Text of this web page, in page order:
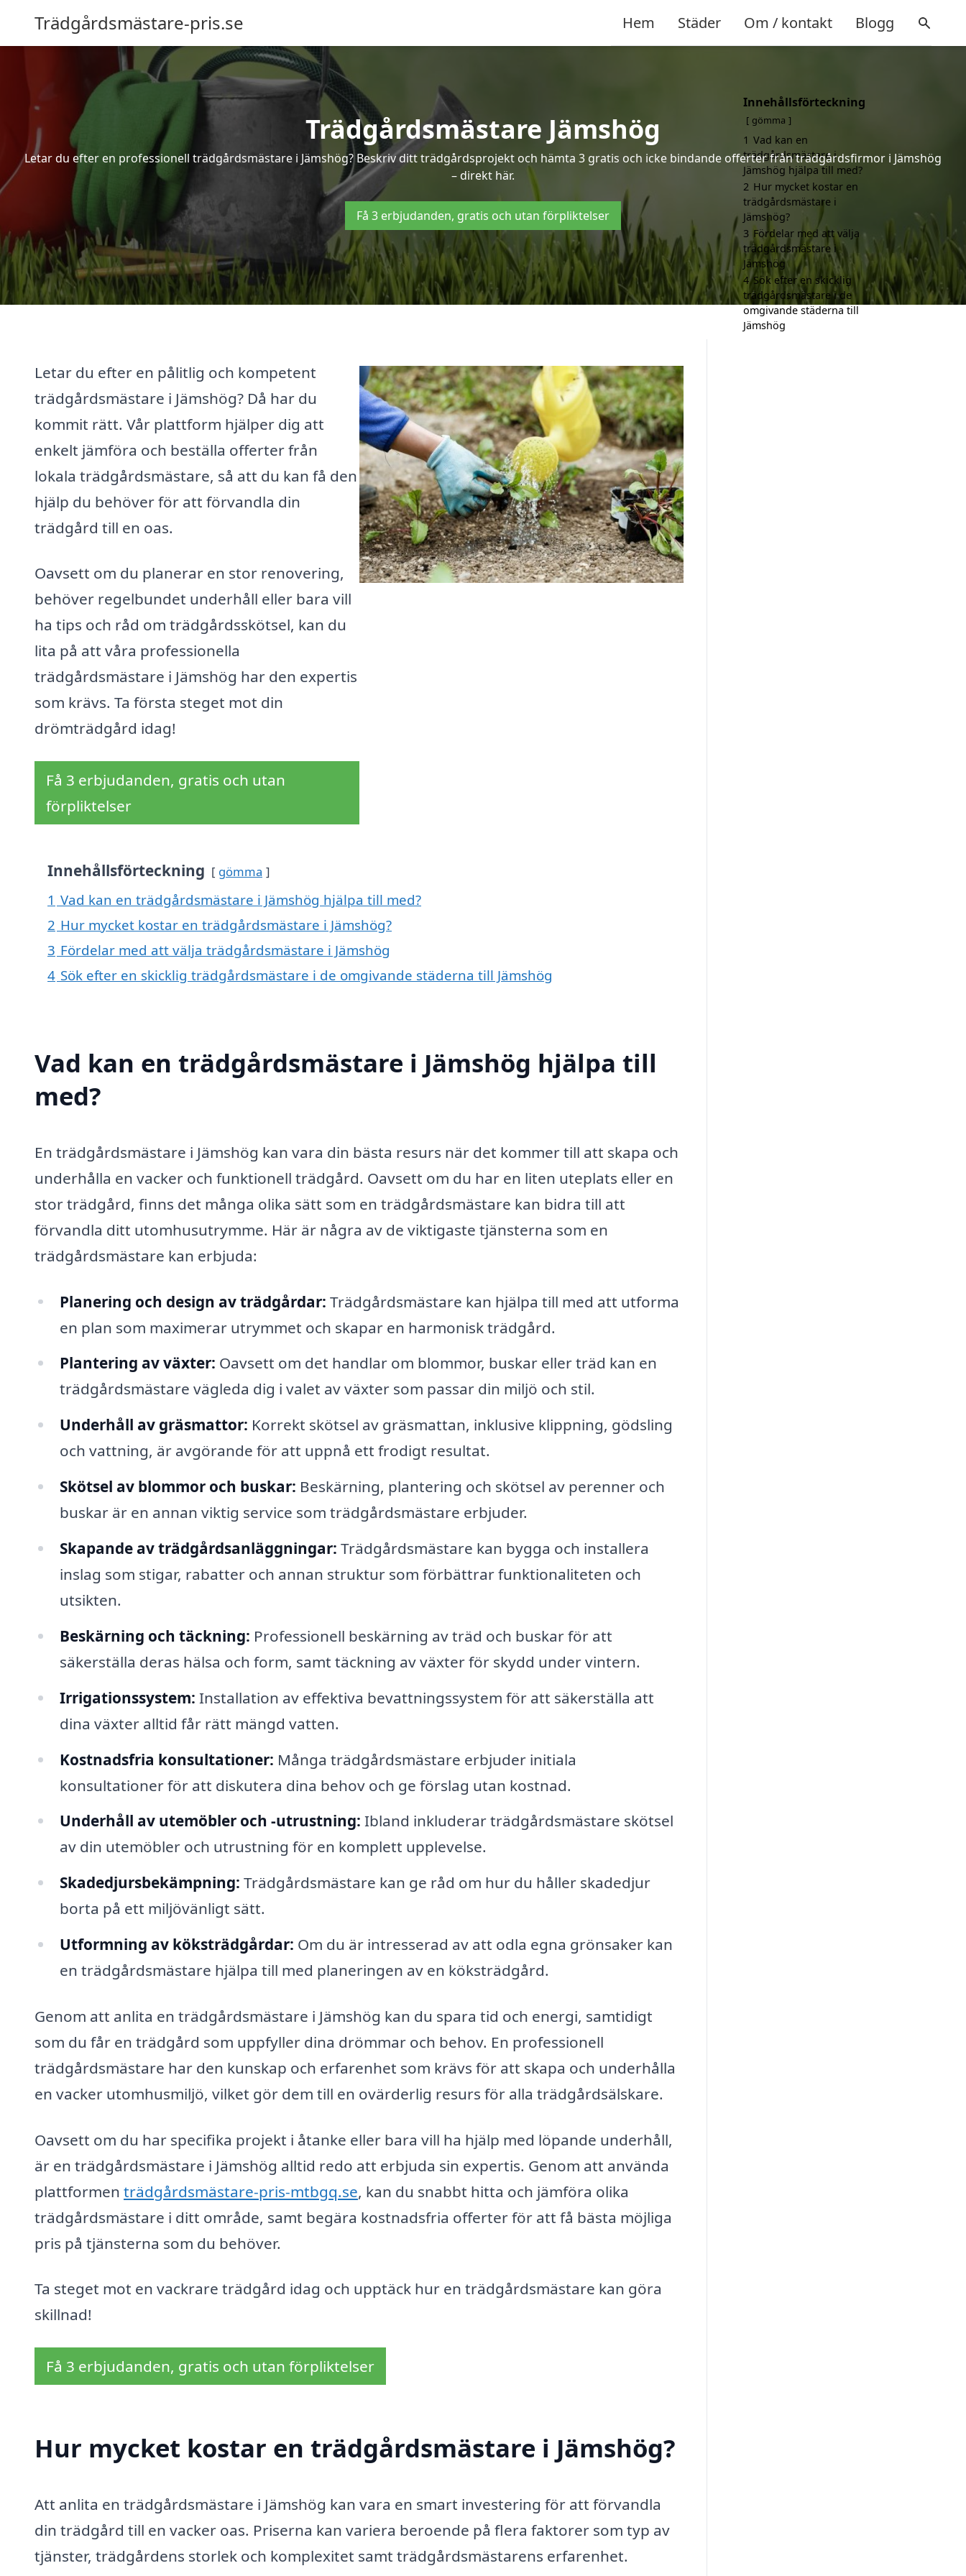
Trädgårdsmästare-pris.se Hem Städer Om / kontakt Blogg
Trädgårdsmästare Jämshög
Letar du efter en professionell trädgårdsmästare i Jämshög? Beskriv ditt trädgårdsprojekt och hämta 3 gratis och icke bindande offerter från trädgårdsfirmor i Jämshög
– direkt här.
Få 3 erbjudanden, gratis och utan förpliktelser
Letar du efter en pålitlig och kompetent
trädgårdsmästare i Jämshög? Då har du
kommit rätt. Vår plattform hjälper dig att
enkelt jämföra och beställa offerter från
lokala trädgårdsmästare, så att du kan få den
hjälp du behöver för att förvandla din
trädgård till en oas.
Oavsett om du planerar en stor renovering,
behöver regelbundet underhåll eller bara vill
ha tips och råd om trädgårdsskötsel, kan du
lita på att våra professionella
trädgårdsmästare i Jämshög har den expertis
som krävs. Ta första steget mot din
drömträdgård idag!
Få 3 erbjudanden, gratis och utan
förpliktelser
Innehållsförteckning gömma
1 Vad kan en trädgårdsmästare i Jämshög hjälpa till med?
2 Hur mycket kostar en trädgårdsmästare i Jämshög?
3 Fördelar med att välja trädgårdsmästare i Jämshög
4 Sök efter en skicklig trädgårdsmästare i de omgivande städerna till Jämshög
Vad kan en trädgårdsmästare i Jämshög hjälpa till
med?
En trädgårdsmästare i Jämshög kan vara din bästa resurs när det kommer till att skapa och
underhålla en vacker och funktionell trädgård. Oavsett om du har en liten uteplats eller en
stor trädgård, finns det många olika sätt som en trädgårdsmästare kan bidra till att
förvandla ditt utomhusutrymme. Här är några av de viktigaste tjänsterna som en
trädgårdsmästare kan erbjuda:
Planering och design av trädgårdar: Trädgårdsmästare kan hjälpa till med att utforma
en plan som maximerar utrymmet och skapar en harmonisk trädgård.
Plantering av växter: Oavsett om det handlar om blommor, buskar eller träd kan en
trädgårdsmästare vägleda dig i valet av växter som passar din miljö och stil.
Underhåll av gräsmattor: Korrekt skötsel av gräsmattan, inklusive klippning, gödsling
och vattning, är avgörande för att uppnå ett frodigt resultat.
Skötsel av blommor och buskar: Beskärning, plantering och skötsel av perenner och
buskar är en annan viktig service som trädgårdsmästare erbjuder.
Skapande av trädgårdsanläggningar: Trädgårdsmästare kan bygga och installera
inslag som stigar, rabatter och annan struktur som förbättrar funktionaliteten och
utsikten.
Beskärning och täckning: Professionell beskärning av träd och buskar för att
säkerställa deras hälsa och form, samt täckning av växter för skydd under vintern.
Irrigationssystem: Installation av effektiva bevattningssystem för att säkerställa att
dina växter alltid får rätt mängd vatten.
Kostnadsfria konsultationer: Många trädgårdsmästare erbjuder initiala
konsultationer för att diskutera dina behov och ge förslag utan kostnad.
Underhåll av utemöbler och -utrustning: Ibland inkluderar trädgårdsmästare skötsel
av din utemöbler och utrustning för en komplett upplevelse.
Skadedjursbekämpning: Trädgårdsmästare kan ge råd om hur du håller skadedjur
borta på ett miljövänligt sätt.
Utformning av köksträdgårdar: Om du är intresserad av att odla egna grönsaker kan
en trädgårdsmästare hjälpa till med planeringen av en köksträdgård.
Genom att anlita en trädgårdsmästare i Jämshög kan du spara tid och energi, samtidigt
som du får en trädgård som uppfyller dina drömmar och behov. En professionell
trädgårdsmästare har den kunskap och erfarenhet som krävs för att skapa och underhålla
en vacker utomhusmiljö, vilket gör dem till en ovärderlig resurs för alla trädgårdsälskare.
Oavsett om du har specifika projekt i åtanke eller bara vill ha hjälp med löpande underhåll,
är en trädgårdsmästare i Jämshög alltid redo att erbjuda sin expertis. Genom att använda
plattformen trädgårdsmästare-pris-mtbgq.se, kan du snabbt hitta och jämföra olika
trädgårdsmästare i ditt område, samt begära kostnadsfria offerter för att få bästa möjliga
pris på tjänsterna som du behöver.
Ta steget mot en vackrare trädgård idag och upptäck hur en trädgårdsmästare kan göra
skillnad!
Få 3 erbjudanden, gratis och utan förpliktelser
Hur mycket kostar en trädgårdsmästare i Jämshög?
Att anlita en trädgårdsmästare i Jämshög kan vara en smart investering för att förvandla
din trädgård till en vacker oas. Priserna kan variera beroende på flera faktorer som typ av
tjänster, trädgårdens storlek och komplexitet samt trädgårdsmästarens erfarenhet.
Innehållsförteckning
gömma
1 Vad kan en
trädgårdsmästare i
Jämshög hjälpa till med?
2 Hur mycket kostar en
trädgårdsmästare i
Jämshög?
3 Fördelar med att välja
trädgårdsmästare i
Jämshög
4 Sök efter en skicklig
trädgårdsmästare i de
omgivande städerna till
Jämshög